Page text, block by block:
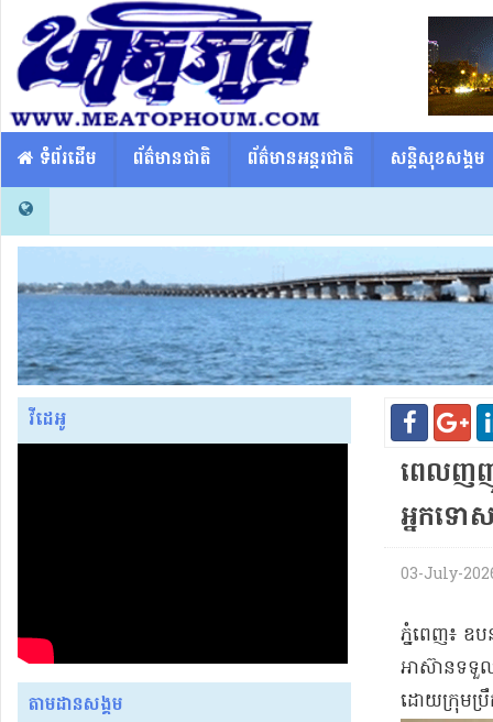
​​ ទំព័រដើម ព័ត៌មានជាតិ ព័ត៌មានអន្តរជាតិ សន្តិសុខសង្គម
វីដេអូ
តាមដានសង្គម
ពេល​ញញួ​
អ្នកទោ
03-July-
ភ្នំពេញ​៖ ឧប
អាស៊ាន​ទទួល
ដោយ​ក្រុមប្រឹ